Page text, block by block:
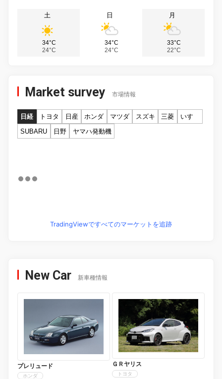
土
34°C
24°C
日
34°C
24°C
月
33°C
22°C
Market survey 市場情報
日経 トヨタ 日産 ホンダ マツダ スズキ 三菱
いすゞ
SUBARU
日野 ヤマハ発動機
TradingViewですべてのマーケットを追跡
New Car 新車種情報
プレリュード
ホンダ
ＧＲヤリス
トヨタ